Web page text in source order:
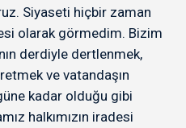
Siyaseti hiçbir zaman
olarak görmedim. Bizim
derdiyle dertlenmek,
ve vatandaşın
kadar olduğu gibi
halkımızın iradesi